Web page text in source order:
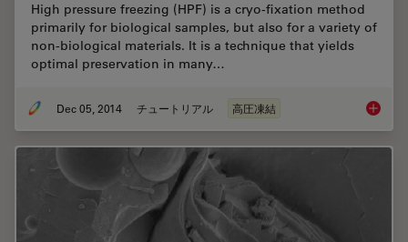
High pressure freezing (HPF) is a cryo-fixation method
primarily for biological samples, but also for a variety of
non-biological materials. It is a technique that yields
optimal preservation in many…
Dec 05, 2014 チュートリアル 高圧凍結 Video